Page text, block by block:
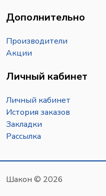
Дополнительно
Производители
Акции
Личный кабинет
Личный кабинет
История заказов
Закладки
Рассылка
Шакон © 2026